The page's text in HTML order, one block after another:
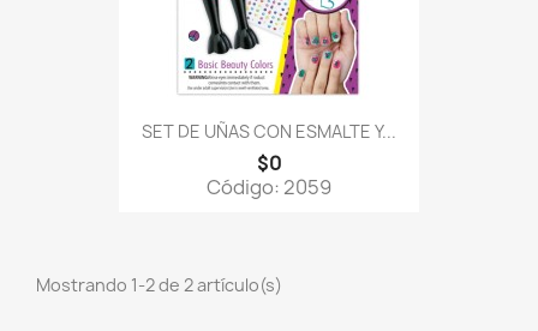
SET DE UÑAS CON ESMALTE Y...
$0
Código: 2059
Mostrando 1-2 de 2 artículo(s)